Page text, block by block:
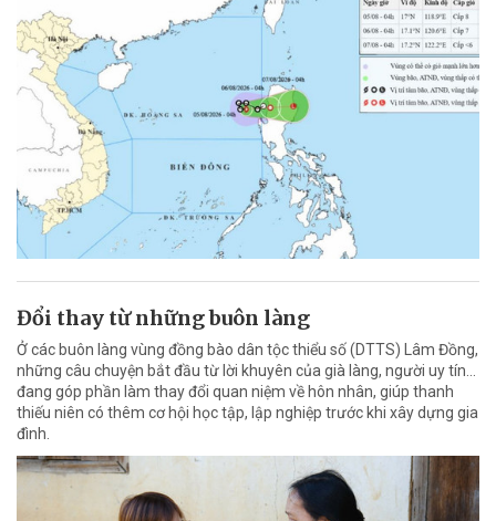
Đổi thay từ những buôn làng
Ở các buôn làng vùng đồng bào dân tộc thiểu số (DTTS) Lâm Đồng,
những câu chuyện bắt đầu từ lời khuyên của già làng, người uy tín…
đang góp phần làm thay đổi quan niệm về hôn nhân, giúp thanh
thiếu niên có thêm cơ hội học tập, lập nghiệp trước khi xây dựng gia
đình.